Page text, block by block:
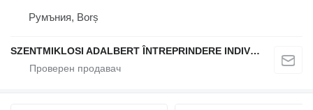
Румъния, Borș
SZENTMIKLOSI ADALBERT ÎNTREPRINDERE INDIVIDUALĂ